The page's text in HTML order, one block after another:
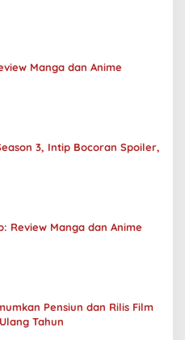
Manga dan Anime
3, Intip Bocoran Spoiler,
Review Manga dan Anime
Pensiun dan Rilis Film
Tahun